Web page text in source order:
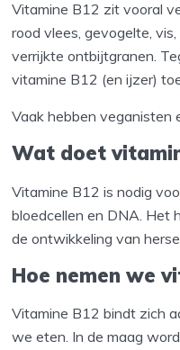
Vitamine B12 zit vooral
rood vlees, gevogelte,
verrijkte ontbijtgranen.
vitamine B12 (en ijzer)
Vaak hebben veganisten
Wat doet
Vitamine B12 is nodig
bloedcellen en DNA. Het
de ontwikkeling van
Hoe nemen we
Vitamine B12 bindt zich
we eten. In de maag